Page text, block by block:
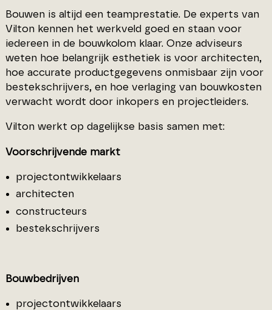
Bouwen is altijd een teamprestatie. De experts van
Vilton kennen het werkveld goed en staan voor
iedereen in de bouwkolom klaar. Onze adviseurs
weten hoe belangrijk esthetiek is voor architecten,
hoe accurate productgegevens onmisbaar zijn voor
bestekschrijvers, en hoe verlaging van bouwkosten
verwacht wordt door inkopers en projectleiders.
Vilton werkt op dagelijkse basis samen met:
Voorschrijvende markt
projectontwikkelaars
architecten
constructeurs
bestekschrijvers
Bouwbedrijven
projectontwikkelaars